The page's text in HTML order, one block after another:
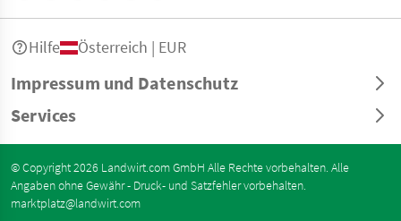
Impressum und Datenschutz
Services
Hilfe Österreich | EUR
© Copyright 2026 Landwirt.com GmbH Alle Rechte vorbehalten. Alle
Angaben ohne Gewähr - Druck- und Satzfehler vorbehalten.
marktplatz@landwirt.com